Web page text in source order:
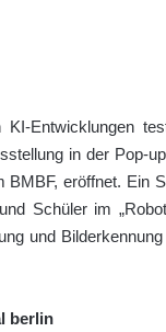
Entwicklungen
in der Pop-
eröffnet. Ein
Schüler im
und Bilderkennung
berlin